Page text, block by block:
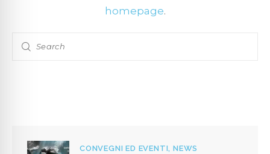
homepage.
CONVEGNI ED EVENTI,NEWS